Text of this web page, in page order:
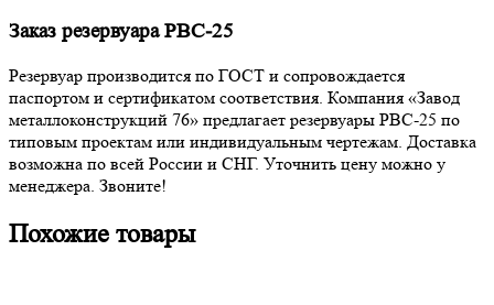
Заказ резервуара РВС-25
Резервуар производится по ГОСТ и сопровождается
паспортом и сертификатом соответствия. Компания «Завод
металлоконструкций 76» предлагает резервуары РВС-25 по
типовым проектам или индивидуальным чертежам. Доставка
возможна по всей России и СНГ. Уточнить цену можно у
менеджера. Звоните!
Похожие товары